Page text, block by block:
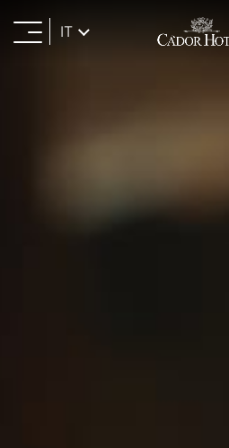
IT